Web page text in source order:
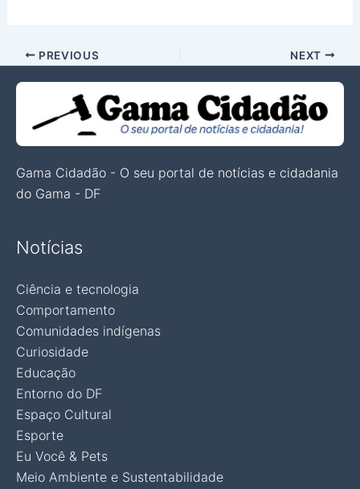
PREVIOUS NEXT
Gama Cidadão - O seu portal de notícias e cidadania
do Gama - DF
Notícias
Ciência e tecnologia
Comportamento
Comunidades indígenas
Curiosidade
Educação
Entorno do DF
Espaço Cultural
Esporte
Eu Você & Pets
Meio Ambiente e Sustentabilidade